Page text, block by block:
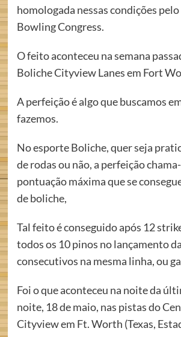
homologada nessas condições
Bowling Congress.
O feito aconteceu na semana
Boliche Cityview Lanes em Fort
A perfeição é algo que buscamos
fazemos.
No esporte Boliche, quer seja
de rodas ou não, a perfeição
pontuação máxima que se
de boliche,
Tal feito é conseguido após 12
todos os 10 pinos no lançamento
consecutivos na mesma linha, ou
Foi o que aconteceu na noite da
noite, 18 de maio, nas pistas do
Cityview em Ft. Worth (Texas,